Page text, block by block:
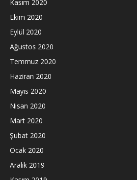
Kasım 2020
Ekim 2020
Eylül 2020
Ağustos 2020
Temmuz 2020
Haziran 2020
Mayıs 2020
Nisan 2020
Mart 2020
Şubat 2020
Ocak 2020
Aralık 2019